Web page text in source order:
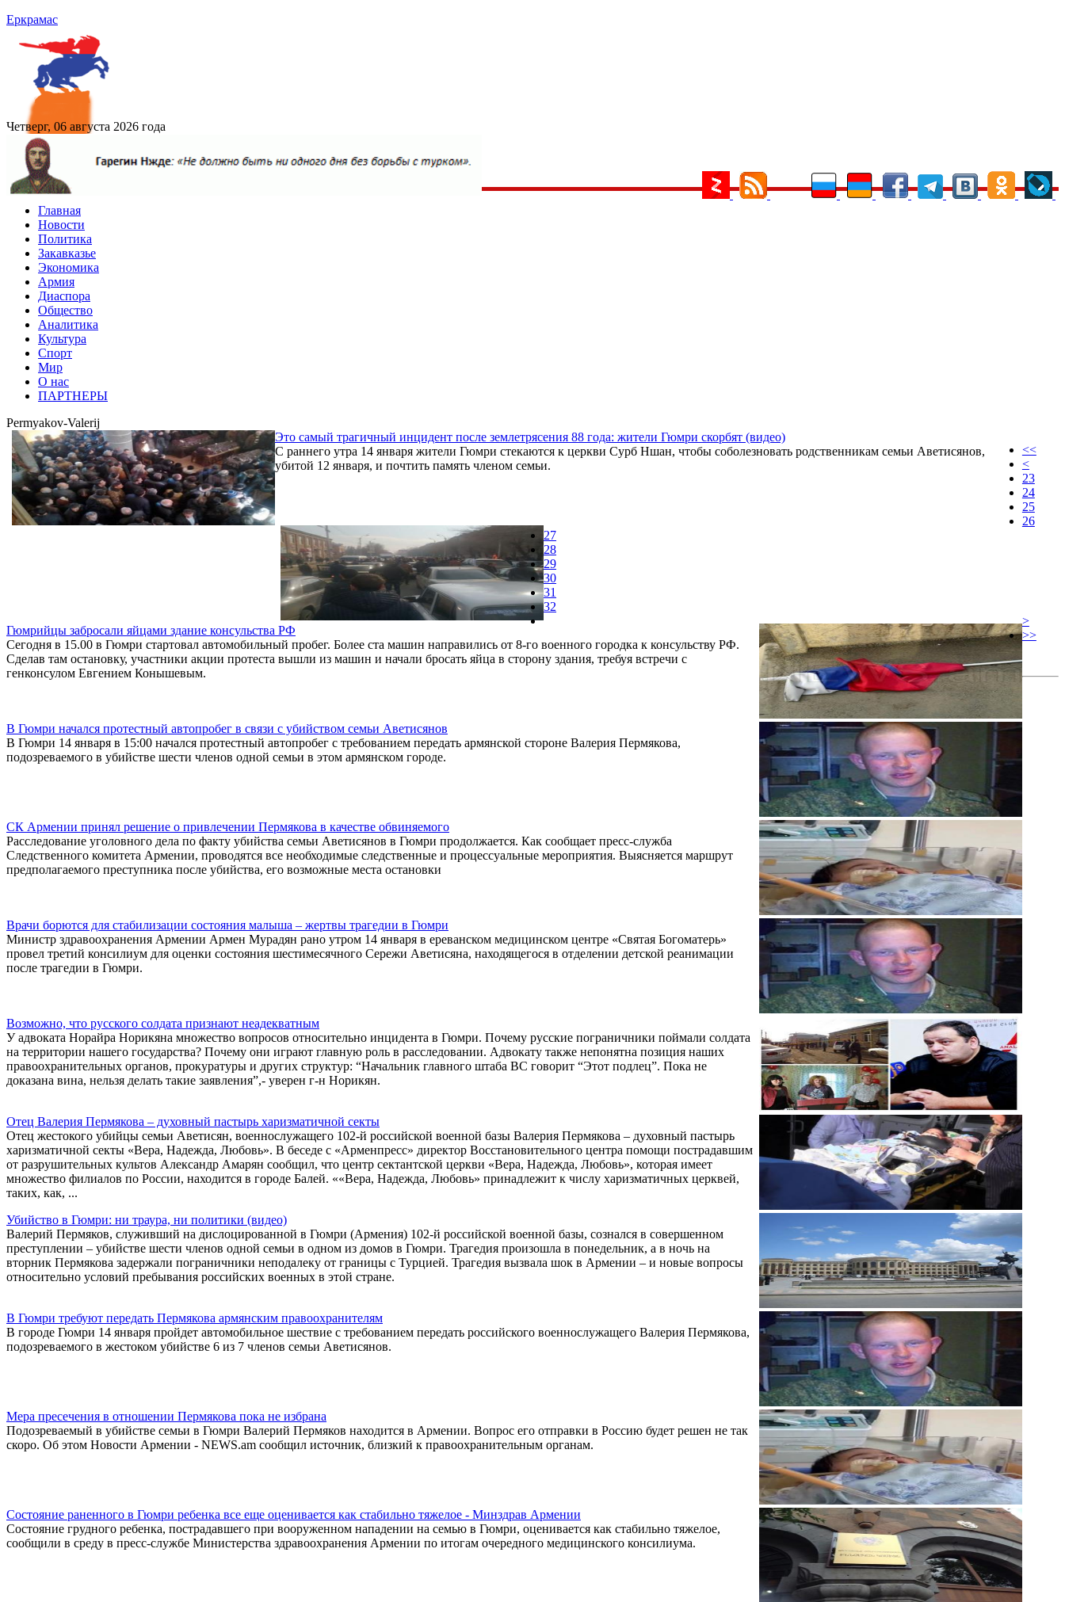
Еркрамас
Четверг, 06 августа 2026 года
Главная
Новости
Политика
Закавказье
Экономика
Армия
Диаспора
Общество
Аналитика
Культура
Спорт
Мир
О нас
ПАРТНЕРЫ
Permyakov-Valerij
Это самый трагичный инцидент после землетрясения 88 года: жители Гюмри скорбят (видео)
С раннего утра 14 января жители Гюмри стекаются к церкви Сурб Ншан, чтобы соболезновать родственникам семьи Аветисянов,
убитой 12 января, и почтить память членом семьи.
Гюмрийцы забросали яйцами здание консульства РФ
Сегодня в 15.00 в Гюмри стартовал автомобильный пробег. Более ста машин направились от 8-го военного городка к консульству РФ.
Сделав там остановку, участники акции протеста вышли из машин и начали бросать яйца в сторону здания, требуя встречи с
генконсулом Евгением Конышевым.
В Гюмри начался протестный автопробег в связи с убийством семьи Аветисянов
В Гюмри 14 января в 15:00 начался протестный автопробег с требованием передать армянской стороне Валерия Пермякова,
подозреваемого в убийстве шести членов одной семьи в этом армянском городе.
СК Армении принял решение о привлечении Пермякова в качестве обвиняемого
Расследование уголовного дела по факту убийства семьи Аветисянов в Гюмри продолжается. Как сообщает пресс-служба
Следственного комитета Армении, проводятся все необходимые следственные и процессуальные мероприятия. Выясняется маршрут
предполагаемого преступника после убийства, его возможные места остановки
Врачи борются для стабилизации состояния малыша – жертвы трагедии в Гюмри
Министр здравоохранения Армении Армен Мурадян рано утром 14 января в ереванском медицинском центре «Святая Богоматерь»
провел третий консилиум для оценки состояния шестимесячного Сережи Аветисяна, находящегося в отделении детской реанимации
после трагедии в Гюмри.
Возможно, что русского солдата признают неадекватным
У адвоката Норайра Норикяна множество вопросов относительно инцидента в Гюмри. Почему русские пограничники поймали солдата
на территории нашего государства? Почему они играют главную роль в расследовании. Адвокату также непонятна позиция наших
правоохранительных органов, прокуратуры и других структур: “Начальник главного штаба ВС говорит “Этот подлец”. Пока не
доказана вина, нельзя делать такие заявления”,- уверен г-н Норикян.
Отец Валерия Пермякова – духовный пастырь харизматичной секты
Отец жестокого убийцы семьи Аветисян, военнослужащего 102-й российской военной базы Валерия Пермякова – духовный пастырь
харизматичной секты «Вера, Надежда, Любовь». В беседе с «Арменпресс» директор Восстановительного центра помощи пострадавшим
от разрушительных культов Александр Амарян сообщил, что центр сектантской церкви «Вера, Надежда, Любовь», которая имеет
множество филиалов по России, находится в городе Балей. ««Вера, Надежда, Любовь» принадлежит к числу харизматичных церквей,
таких, как, ...
Убийство в Гюмри: ни траура, ни политики (видео)
Валерий Пермяков, служивший на дислоцированной в Гюмри (Армения) 102-й российской военной базы, сознался в совершенном
преступлении – убийстве шести членов одной семьи в одном из домов в Гюмри. Трагедия произошла в понедельник, а в ночь на
вторник Пермякова задержали пограничники неподалеку от границы с Турцией. Трагедия вызвала шок в Армении – и новые вопросы
относительно условий пребывания российских военных в этой стране.
В Гюмри требуют передать Пермякова армянским правоохранителям
В городе Гюмри 14 января пройдет автомобильное шествие с требованием передать российского военнослужащего Валерия Пермякова,
подозреваемого в жестоком убийстве 6 из 7 членов семьи Аветисянов.
Мера пресечения в отношении Пермякова пока не избрана
Подозреваемый в убийстве семьи в Гюмри Валерий Пермяков находится в Армении. Вопрос его отправки в Россию будет решен не так
скоро. Об этом Новости Армении - NEWS.am сообщил источник, близкий к правоохранительным органам.
Состояние раненного в Гюмри ребенка все еще оценивается как стабильно тяжелое - Минздрав Армении
Состояние грудного ребенка, пострадавшего при вооруженном нападении на семью в Гюмри, оценивается как стабильно тяжелое,
сообщили в среду в пресс-службе Министерства здравоохранения Армении по итогам очередного медицинского консилиума.
<<
<
23
24
25
26
27
28
29
30
31
32
>
>>